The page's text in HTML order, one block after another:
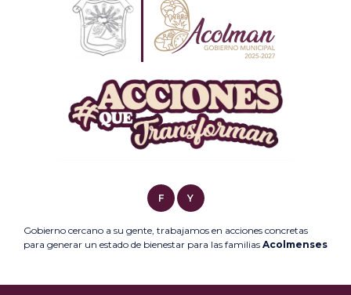
F Y
Gobierno cercano a su gente, trabajamos en acciones concretas
para generar un estado de bienestar para las familias Acolmenses